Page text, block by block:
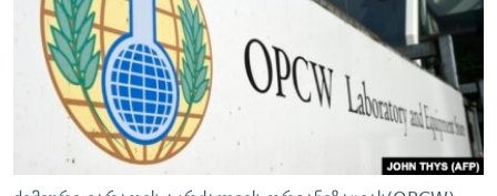
ᲛᲝᲚᲐᲞᲐᲠᲐᲙᲔ ᲢᲔᲥᲡᲢᲔᲑᲘ
ᲨᲘᲜ - ᲣᲪᲮᲝᲔᲗᲨᲘ
ᲚᲘᲢᲔᲠᲐᲢᲣᲠᲣᲚᲘ ᲬᲐᲮᲜᲐᲒᲔᲑᲘ
ᲐᲛᲔᲠᲘᲙᲣᲚᲘ ᲛᲝᲗᲮᲠᲝᲑᲐ
ᲘᲛᲞᲔᲠᲘᲐ ᲓᲐ ᲠᲐᲓᲘᲝ
ᲩᲔᲛᲘ ᲡᲘᲙᲕᲓᲘᲚᲘᲡ ᲛᲘᲖᲔᲖᲘᲐ COVID-19
11 ᲬᲔᲚᲘ - 11 ᲐᲛᲑᲐᲕᲘ
ᲡᲐᲞᲐᲠᲚᲐᲛᲔᲜᲢᲝ ᲐᲠᲩᲔᲕᲜᲔᲑᲘᲡ ᲘᲡᲢᲝᲠᲘᲐ
ᲑᲐᲕᲨᲕᲔᲑᲘ ᲞᲠᲝᲡᲢᲘᲢᲣᲪᲘᲐᲨᲘ - ᲐᲛᲝᲣᲗᲥᲛᲔᲚᲘ ᲐᲛᲑᲐᲕᲘ
5 ᲐᲛᲑᲐᲕᲘ - 20 ᲘᲕᲜᲘᲡᲡ ᲓᲐᲨᲐᲕᲔᲑᲣᲚᲔᲑᲘ
ᲒᲐᲛᲝᲘᲬᲔᲠᲔ
რთე/რთ-ის ყველა საიტი